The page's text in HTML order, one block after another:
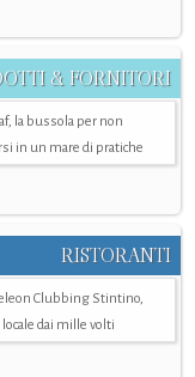
& FORNITORI
la bussola per non
in un mare di pratiche
RISTORANTI
Clubbing Stintino,
locale dai mille volti